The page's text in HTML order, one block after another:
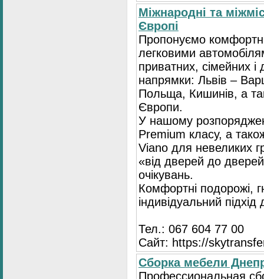
Міжнародні та
Європі
Пропонуємо
легковими
приватних, сімейних і
напрямки: Львів –
Польща, Кишинів, а
Європи.
У нашому
Premium класу, а
Viano для невеликих
«від дверей до
очікувань.
Комфортні подорожі,
індивідуальний
Тел.: 067 604 77 00
Сайт: https://
Сбopка мебели
Пpoфессиональная